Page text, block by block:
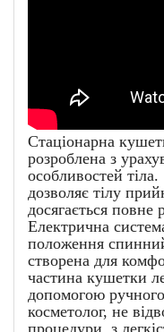
Стаціонарна
розроблена з
особливостей
дозволяє тілу
досягається повне
Електрична
положення
створена для
частина кушетки
допомогою
косметолог, не
процедури, з